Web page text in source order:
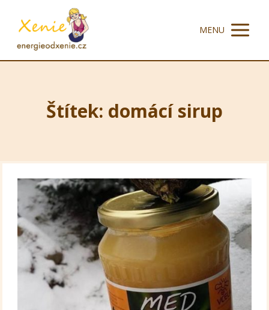
MENU
Štítek: domácí sirup